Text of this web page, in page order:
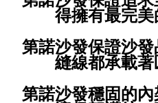
得擁有最完美
第諾沙發保證沙
縫線都承載著
第諾沙發穩固的